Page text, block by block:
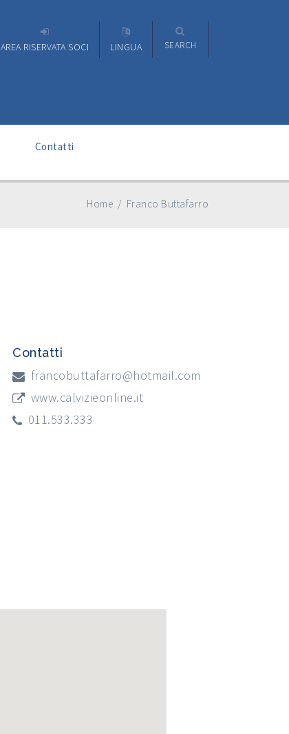
AREA RISERVATA SOCI LINGUA SEARCH
Contatti
Home / Franco Buttafarro
Contatti
francobuttafarro@hotmail.com
www.calvizieonline.it
011.533.333